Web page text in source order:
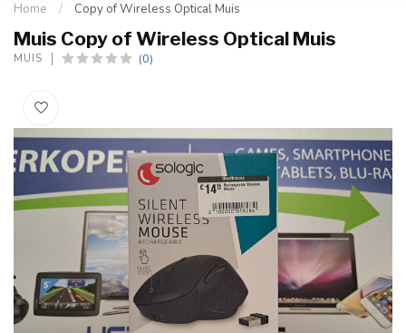
Home / Copy of Wireless Optical Muis
Muis Copy of Wireless Optical Muis
MUIS (0)